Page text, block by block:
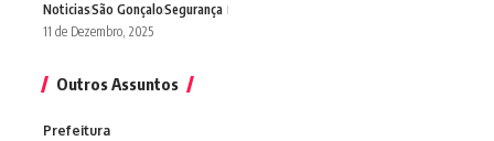
NoticiasSão GonçaloSegurança
11 de Dezembro, 2025
Outros Assuntos
Prefeitura